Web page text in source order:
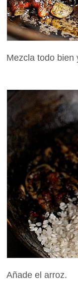
Mezcla todo bien
Añade el arroz.